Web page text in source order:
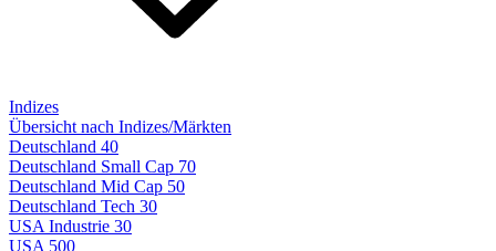
Indizes
Übersicht nach Indizes/Märkten
Deutschland 40
Deutschland Small Cap 70
Deutschland Mid Cap 50
Deutschland Tech 30
USA Industrie 30
USA 500